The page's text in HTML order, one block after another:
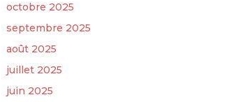
octobre 2025
septembre 2025
août 2025
juillet 2025
juin 2025